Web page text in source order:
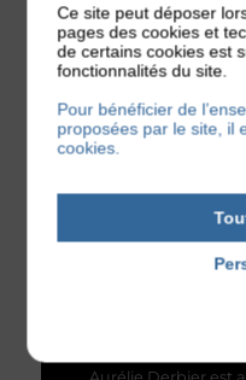
Ce site peut déposer
pages des cookies et
de certains cookies est
fonctionnalités du site.
Pour bénéficier de
proposées par le site, il
cookies.